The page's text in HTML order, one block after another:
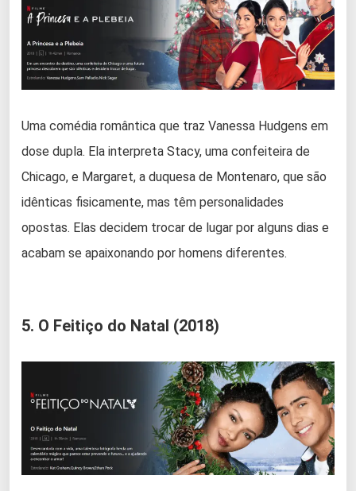
Uma comédia romântica que traz Vanessa Hudgens em
dose dupla. Ela interpreta Stacy, uma confeiteira de
Chicago, e Margaret, a duquesa de Montenaro, que são
idênticas fisicamente, mas têm personalidades
opostas. Elas decidem trocar de lugar por alguns dias e
acabam se apaixonando por homens diferentes.
5. O Feitiço do Natal (2018)